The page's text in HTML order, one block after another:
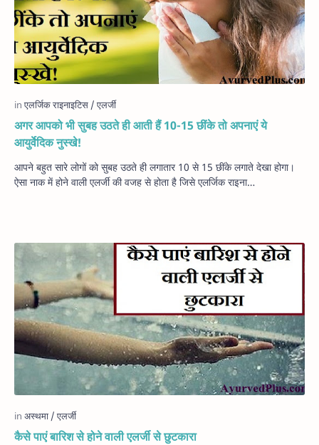
अगर आपको भी सुबह उठते ही आती हैं 10-15 छींके तो अपनाएं ये
आयुर्वेदिक नुस्खे!
आपने बहुत सारे लोगों को सुबह उठते ही लगातार 10 से 15 छींके लगाते देखा होगा।
ऐसा नाक में होने वाली एलर्जी की वजह से होता है जिसे एलर्जिक राइना…
कैसे पाएं बारिश से होने वाली एलर्जी से छुटकारा